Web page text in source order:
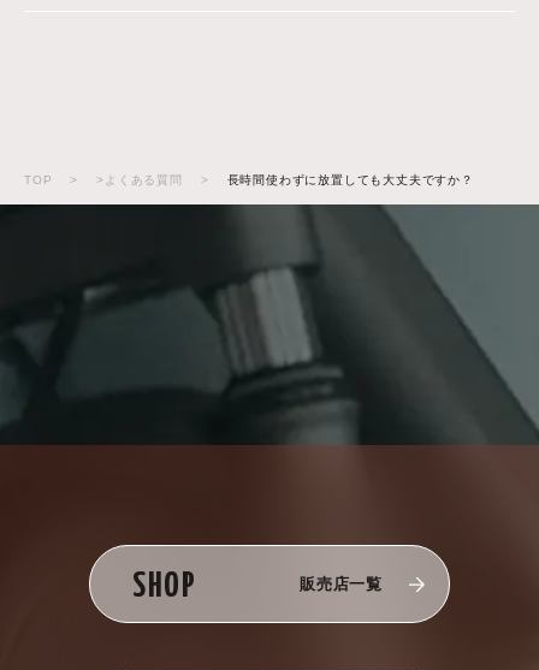
TOP > >よくある質問 > 長時間使わずに放置しても大丈夫ですか？
SHOP 販売店一覧